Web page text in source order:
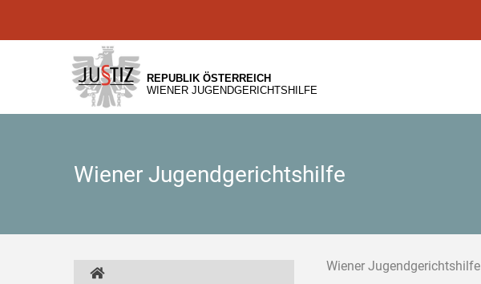
[1]
[2]
[3]
REPUBLIK ÖSTERREICH
WIENER JUGENDGERICHTSHILFE
Wiener Jugendgerichtshilfe
Wiener Jugendgerichtshilfe